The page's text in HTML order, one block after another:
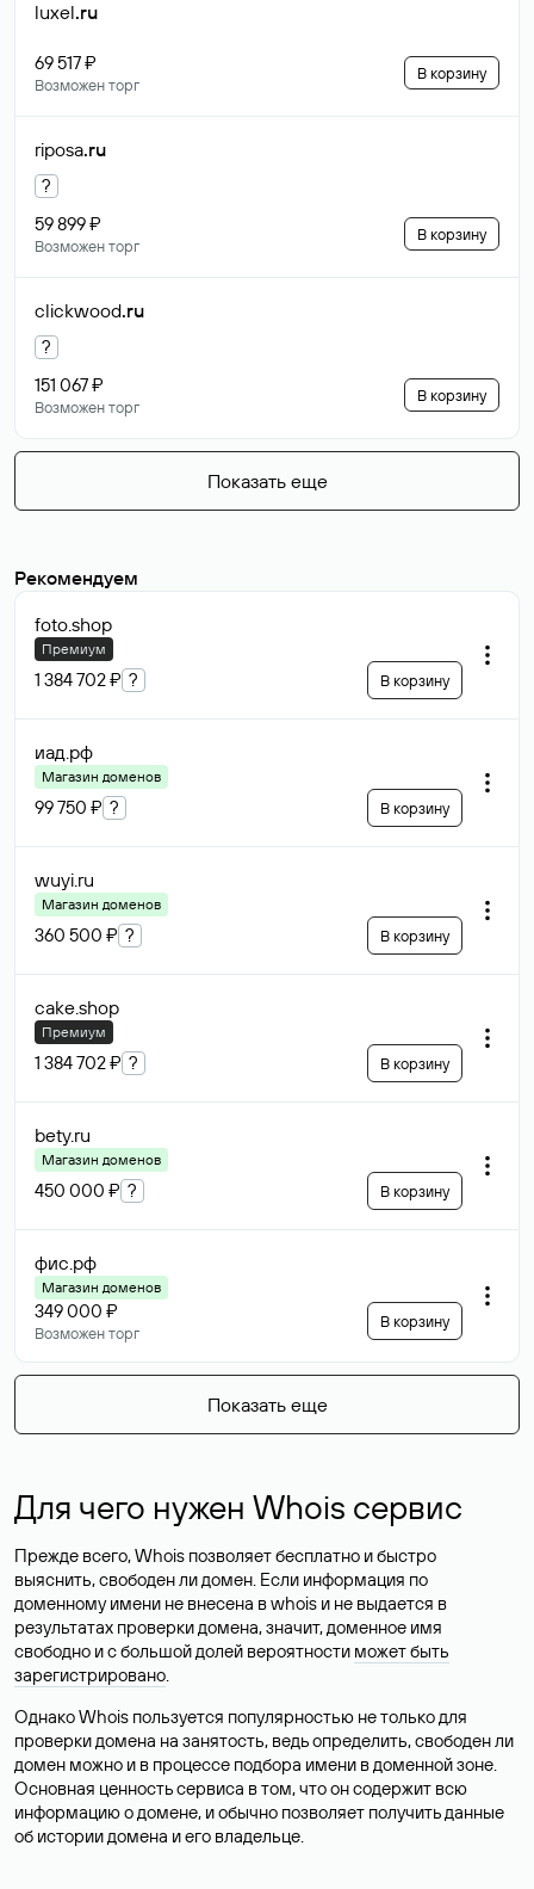
luxel.ru
69 517 ₽
Возможен торг
В корзину
riposa.ru
?
59 899 ₽
Возможен торг
В корзину
clickwood.ru
?
151 067 ₽
Возможен торг
В корзину
Показать еще
Рекомендуем
foto.shop
Премиум
1 384 702 ₽ ? В корзину
иад.рф
Магазин доменов
99 750 ₽ ? В корзину
wuyi.ru
Магазин доменов
360 500 ₽ ? В корзину
cake.shop
Премиум
1 384 702 ₽ ? В корзину
bety.ru
Магазин доменов
450 000 ₽ ? В корзину
фис.рф
Магазин доменов
349 000 ₽
Возможен торг
В корзину
Показать еще
Для чего нужен Whois сервис
Прежде всего, Whois позволяет бесплатно и быстро
выяснить, свободен ли домен. Если информация по
доменному имени не внесена в whois и не выдается в
результатах проверки домена, значит, доменное имя
свободно и с большой долей вероятности может быть
зарегистрировано.
Однако Whois пользуется популярностью не только для
проверки домена на занятость, ведь определить, свободен ли
домен можно и в процессе подбора имени в доменной зоне.
Основная ценность сервиса в том, что он содержит всю
информацию о домене, и обычно позволяет получить данные
об истории домена и его владельце.